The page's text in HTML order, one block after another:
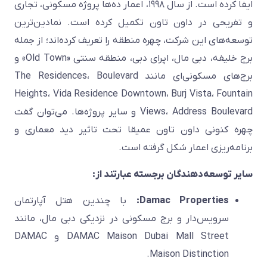
ایفا کرده است. از سال ۱۹۹۸، اعمار ده‌ها پروژه مسکونی، تجاری
و تفریحی در داون تاون تکمیل کرده است. نمادین‌ترین
توسعه‌های این شرکت، چهره منطقه را تعریف کرده‌اند؛ از جمله
برج خلیفه، دبی مال، اپرای دبی، منطقه سنتی «Old Town» و
برج‌های مسکونی‌ای مانند The Residences، Boulevard
Heights، Vida Residence Downtown، Burj Vista، Fountain
Views، Address Boulevard و سایر پروژه‌ها. می‌توان گفت
چهره کنونی داون تاون عمیقا تحت تاثیر دید معماری و
برنامه‌ریزی اعمار شکل گرفته است.
سایر توسعه‌دهندگان برجسته عبارتند از:
Damac Properties: با چندین هتل آپارتمان
سرویس‌دار و برج مسکونی در نزدیکی دبی مال، مانند
DAMAC Maison Dubai Mall Street و DAMAC
Maison Distinction.